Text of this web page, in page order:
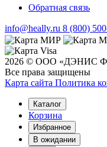
Обратная связь
info@heally.ru 8 (800)
2026 © ООО «ДЭНИС
Все права защищены
Карта сайта Политика
Каталог
Корзина
Избранное
В ожидании